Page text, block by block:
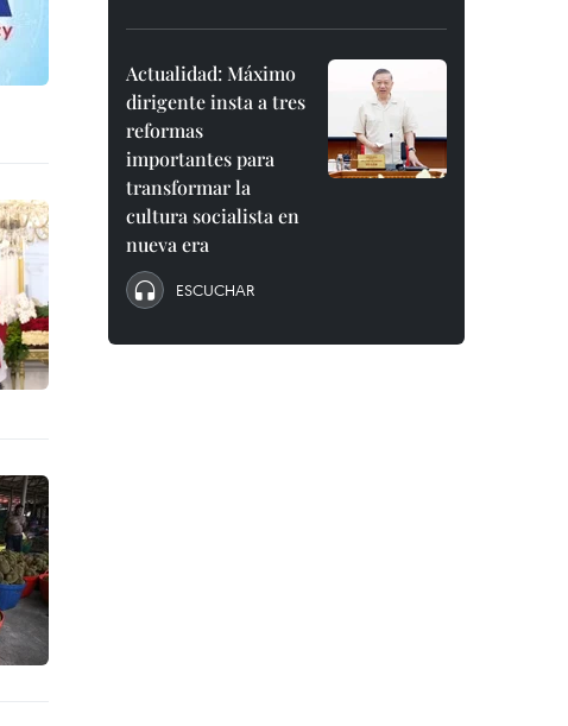
Actualidad: Máximo
dirigente insta a tres
reformas
importantes para
transformar la
cultura socialista en
nueva era
ESCUCHAR